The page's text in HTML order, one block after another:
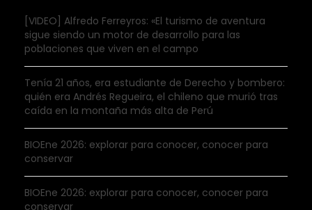
[VIDEO] Alfredo Ferreyros: «El turismo de aventura
sigue siendo un motor de desarrollo para las
poblaciones que viven en el campo
Tenía 21 años, era estudiante de Derecho y bombero:
quién era Andrés Regueira, el chileno que murió tras
caída en la montaña más alta de Perú
BIOEne 2026: explorar para conocer, conocer para
conservar
BIOEne 2026: explorar para conocer, conocer para
conservar